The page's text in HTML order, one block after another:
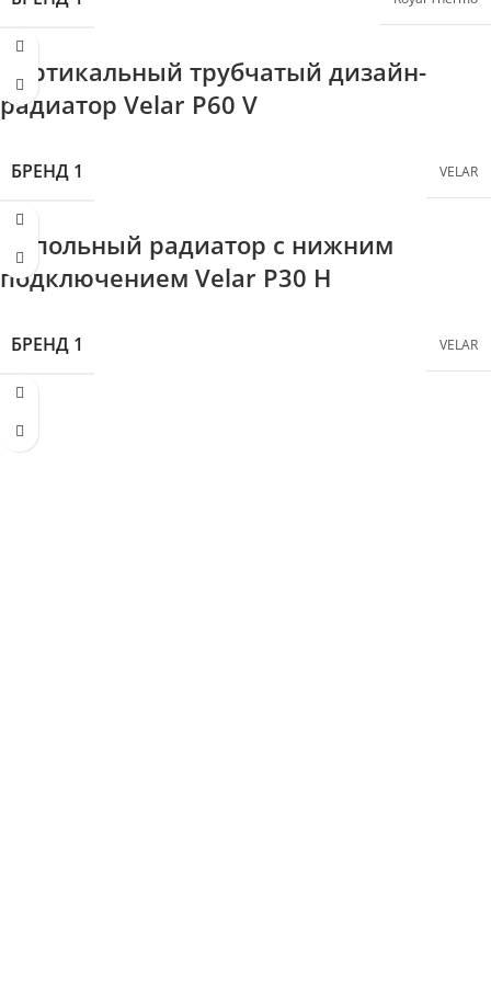
Вертикальные радиаторы
ДИЗАЙНЕРСКИЕ РАДИАТОРЫ
НАПОЛЬНЫЕ И НИЗКИЕ РАДИАТОРЫ VELAR
ПЛОЩАДЬ ПОМЕЩЕНИЯ
Вертикальный трубчатый дизайн-
радиатор Velar P60 V
БРЕНД 1 VELAR
Напольный радиатор с нижним
подключением Velar P30 H
БРЕНД 1 VELAR